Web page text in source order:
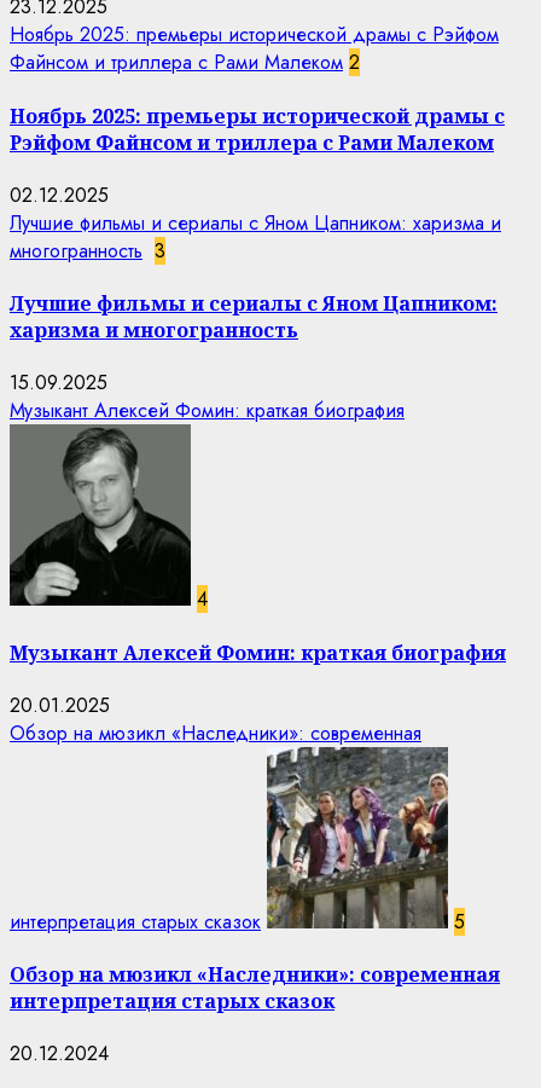
23.12.2025
Ноябрь 2025: премьеры исторической драмы с Рэйфом
Файнсом и триллера с Рами Малеком 2
Ноябрь 2025: премьеры исторической драмы с
Рэйфом Файнсом и триллера с Рами Малеком
02.12.2025
Лучшие фильмы и сериалы с Яном Цапником: харизма и
многогранность 3
Лучшие фильмы и сериалы с Яном Цапником:
харизма и многогранность
15.09.2025
Музыкант Алексей Фомин: краткая биография
4
Музыкант Алексей Фомин: краткая биография
20.01.2025
Обзор на мюзикл «Наследники»: современная
интерпретация старых сказок 5
Обзор на мюзикл «Наследники»: современная
интерпретация старых сказок
20.12.2024